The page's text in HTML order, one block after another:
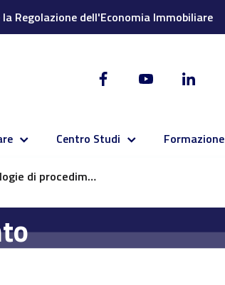
Regolazione dell'Economia Immobiliare
Centro Studi Formazione
di procedimento